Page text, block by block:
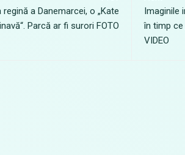
a Danemarcei, o „Kate
Parcă ar fi surori FOTO
Imaginile
în timp ce
VIDEO